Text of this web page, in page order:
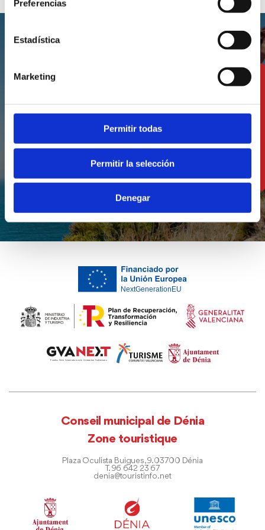
Preferencias
Estadística
Marketing
Permitir todas
Permitir la selección
Denegar
Les meilleures
expériences pour
vivre Dénia
VOIR LES EXPÉRIENCES
Conseil municipal de Dénia
Zone touristique
Plaza Oculista Buigues, 9. 03700 Dénia
T. 96 642 23 67
denia@touristinfo.net